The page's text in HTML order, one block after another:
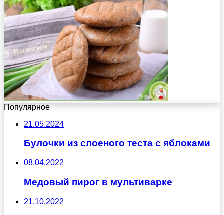
Популярное
21.05.2024
Булочки из слоеного теста с яблоками
08.04.2022
Медовый пирог в мультиварке
21.10.2022